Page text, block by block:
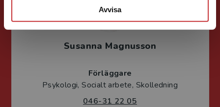
Avvisa
Susanna Magnusson
Förläggare
Psykologi, Socialt arbete, Skolledning
046-31 22 05